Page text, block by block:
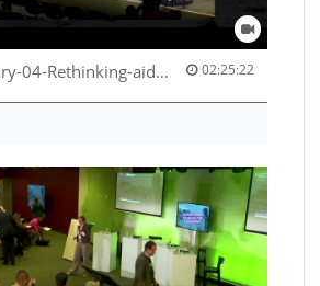
10-ICF26-Plenary-04-Rethinking-aid-deliveries-for-greater-impact-with-existing-resources-53529531710001791 02:25:22